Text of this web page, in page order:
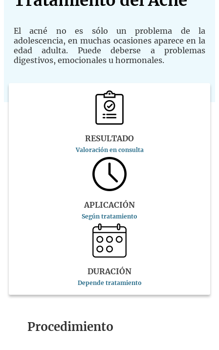
El acné no es sólo un problema de la
adolescencia, en muchas ocasiones aparece en la
edad adulta. Puede deberse a problemas
digestivos, emocionales u hormonales.
RESULTADO
Valoración en consulta
APLICACIÓN
Según tratamiento
DURACIÓN
Depende tratamiento
Procedimiento